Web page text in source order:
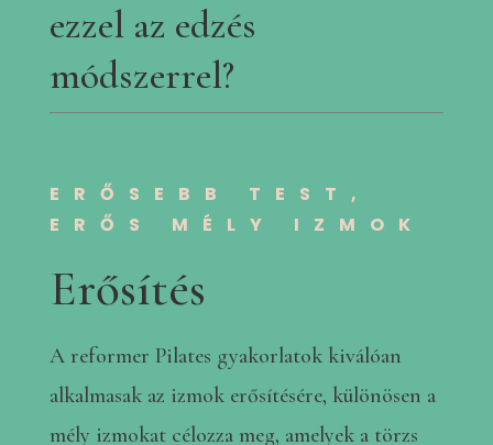
ezzel az edzés
módszerrel?
ERŐSEBB TEST,
ERŐS MÉLY IZMOK
Erősítés
A reformer Pilates gyakorlatok kiválóan
alkalmasak az izmok erősítésére, különösen a
mély izmokat célozza meg, amelyek a törzs